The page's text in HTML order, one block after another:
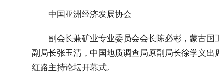
中国亚洲经济发展协会
副会长兼矿业专业委员会会长陈必彬，蒙古
副局长张玉清，中国地质调查局原副局长徐学义
红路主持论坛开幕式。